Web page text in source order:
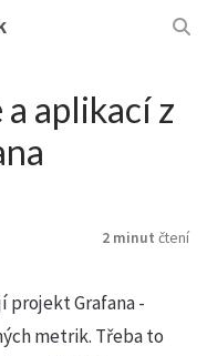
aplikací z
2 minut čtení
projekt Grafana -
metrik. Třeba to